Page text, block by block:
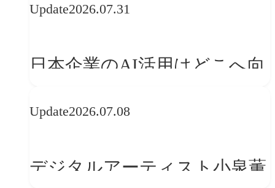
Update2026.07.31
日本企業のAI活用はどこへ向
レンドに見る「人間中心」へ
Update2026.07.08
デジタルアーティスト小泉薫